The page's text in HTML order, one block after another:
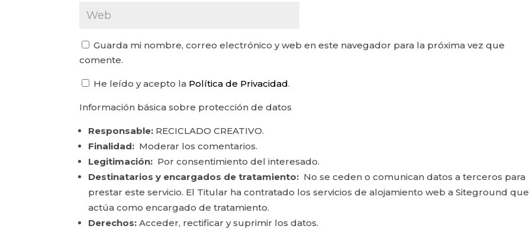
Guarda mi nombre, correo electrónico y web en este navegador para la próxima vez que
comente.
He leído y acepto la Política de Privacidad.
Información básica sobre protección de datos
Responsable: RECICLADO CREATIVO.
Finalidad: Moderar los comentarios.
Legitimación: Por consentimiento del interesado.
Destinatarios y encargados de tratamiento: No se ceden o comunican datos a terceros para
prestar este servicio. El Titular ha contratado los servicios de alojamiento web a Siteground que
actúa como encargado de tratamiento.
Derechos: Acceder, rectificar y suprimir los datos.